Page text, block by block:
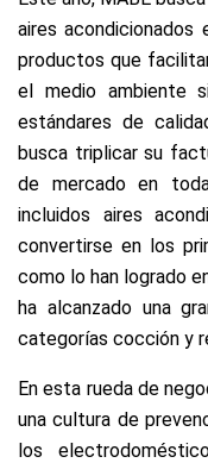
aires acondicionados
productos que
el medio ambiente
estándares de
busca triplicar su
de mercado en
incluidos aires
convertirse en los
como lo han logrado
ha alcanzado una
categorías cocción y
En esta rueda de
una cultura de
los